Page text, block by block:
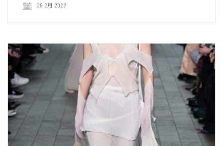
28 2月 2022